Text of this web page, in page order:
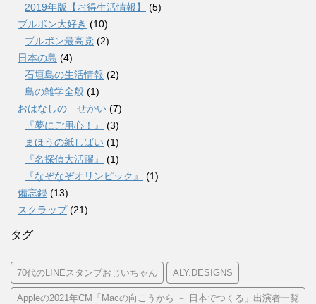
2019年版【お得生活情報】
(5)
ブルボン大好き (10)
ブルボン最高党 (2)
日本の島 (4)
石垣島の生活情報 (2)
島の雑学全般 (1)
おはなしの せかい (7)
『夢にご用心！』
(3)
まほうの紙しばい (1)
『名探偵大活躍』
(1)
『なぞなぞオリンピック』
(1)
備忘録 (13)
スクラップ(21)
タグ
70代のLINEスタンプおじいちゃん ALY.DESIGNS
Appleの2021年CM「Macの向こうから － 日本でつくる」出演者一覧